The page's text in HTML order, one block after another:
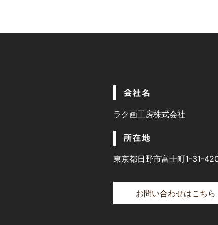
会社名
ラク画工房株式会社
所在地
東京都日野市富士町1-31-
お問い合わせはこちら